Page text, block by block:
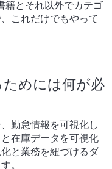
籍とそれ以外でカテゴ
これだけでもやって
めには何が必
勤怠情報を可視化し
在庫データを可視化
と業務を紐づけるダ
。